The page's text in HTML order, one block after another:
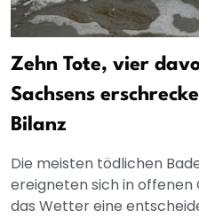
Zehn Tote, vier
Sachsens
Bilanz
Die meisten tödlichen
ereigneten sich in offenen
das Wetter eine